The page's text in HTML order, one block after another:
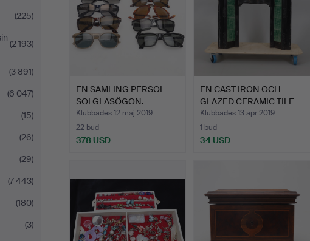
(225)
(2 193)
(3 891)
(6 047)
(15)
(26)
(29)
(7 443)
(180)
(3)
EN SAMLING PERSOL
SOLGLASÖGON.
Klubbades 12 maj 2019
22 bud
378 USD
EN CAST IRON OCH
GLAZED CERAMIC TILE
INSET…
Klubbades 13 apr 2019
1 bud
34 USD